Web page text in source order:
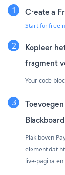
Create a
Start for free
Kopieer
fragment
Your code
Plak boven
element dat
live-pagina en